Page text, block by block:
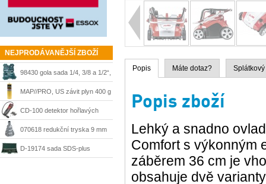
NEJPRODÁVANĚJŠÍ ZBOŽÍ
98430 gola sada 1/4, 3/8 a 1/2“,
215 dílů + kufr Mannesmann
MAP//PRO, US závit plyn 400 g
Bernzomatic
CD-100 detektor hořlavých
plynů Ridgid 36163
070618 redukční tryska 9 mm
Steinel
D-19174 sada SDS-plus
Popis Máte dotaz?
Popis zboží
Lehký a snadno
Comfort s výkonným
záběrem 36 cm je
obsahuje dvě